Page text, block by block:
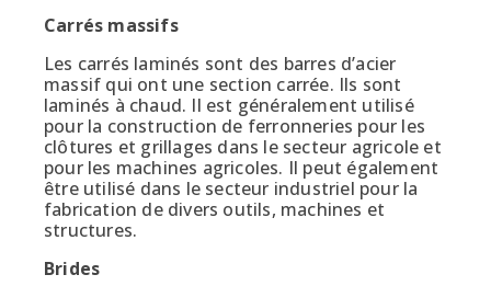
Carrés massifs
Les carrés laminés sont des barres d’acier
massif qui ont une section carrée. Ils sont
laminés à chaud. Il est généralement utilisé
pour la construction de ferronneries pour les
clôtures et grillages dans le secteur agricole et
pour les machines agricoles. Il peut également
être utilisé dans le secteur industriel pour la
fabrication de divers outils, machines et
structures.
Brides